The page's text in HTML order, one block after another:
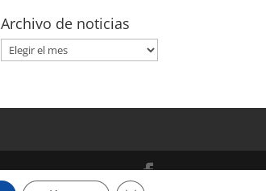
Archivo de noticias
Archivo
de